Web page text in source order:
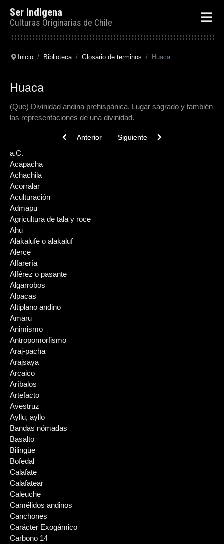
Ser Indigena
Culturas Originarias de Chile
Inicio Biblioteca Glosario de terminos Huaca
Huaca
(Que) Divinidad andina prehispánica. Lugar sagrado y también
las representaciones de una divinidad.
Previous article: Huilancha
Anterior Next article: Hoonu
Siguiente
a.C.
Acapacha
Achachila
Acorralar
Aculturación
Admapu
Agricultura de tala y roce
Ahu
Alakalufe o alakaluf
Alerce
Alfarería
Alférez o pasante
Algarrobos
Alpacas
Altiplano andino
Amaru
Animismo
Antropomorfismo
Araj-pacha
Arajsaya
Arcaico
Aríbalos
Artefacto
Avestruz
Ayllu, ayllo
Bandas nómadas
Basalto
Bilingüe
Bofedal
Calafate
Calafatear
Caleuche
Camélidos andinos
Canchones
Carácter Exogámico
Carbono 14